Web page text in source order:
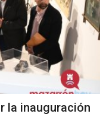
la inauguración